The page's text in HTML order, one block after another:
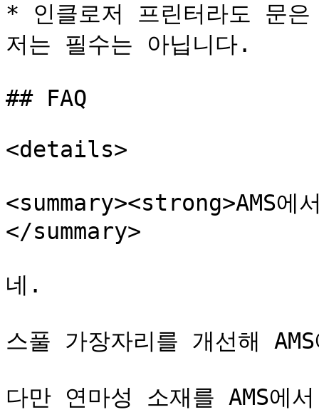
* 인클로저 프린터라도 문
저는 필수는 아닙니다.
## FAQ
<details>
<summary><strong>AMS
</summary>
네.
스풀 가장자리를 개선해
다만 연마성 소재를 AMS에